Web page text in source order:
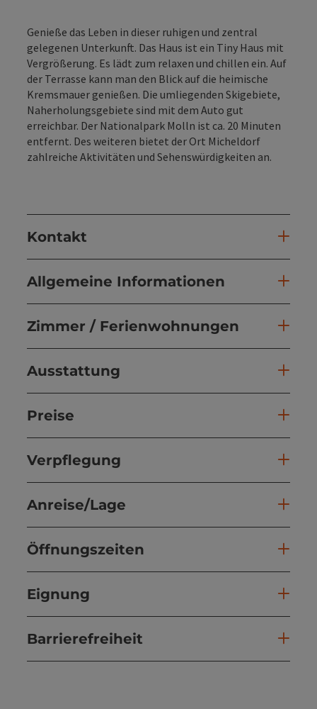
Genieße das Leben in dieser ruhigen und zentral
gelegenen Unterkunft. Das Haus ist ein Tiny Haus mit
Vergrößerung. Es lädt zum relaxen und chillen ein. Auf
der Terrasse kann man den Blick auf die heimische
Kremsmauer genießen. Die umliegenden Skigebiete,
Naherholungsgebiete sind mit dem Auto gut
erreichbar. Der Nationalpark Molln ist ca. 20 Minuten
entfernt. Des weiteren bietet der Ort Micheldorf
zahlreiche Aktivitäten und Sehenswürdigkeiten an.
Kontakt
Allgemeine Informationen
Zimmer / Ferienwohnungen
Ausstattung
Preise
Verpflegung
Anreise/Lage
Öffnungszeiten
Eignung
Barrierefreiheit